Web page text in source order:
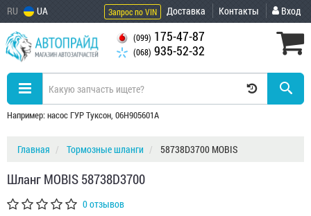
RU UA Запрос по VIN Доставка Контакты Вход
(099) 175-47-87
(068) 935-52-32
Например: насос ГУР Туксон, 06H905601A
Главная Тормозные шланги 58738D3700 MOBIS
Шланг MOBIS 58738D3700
0 отзывов